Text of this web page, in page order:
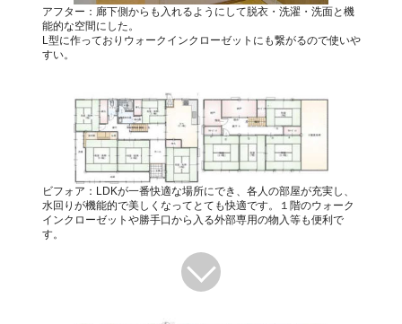
アフター：廊下側からも入れるようにして脱衣・洗濯・洗面と機
能的な空間にした。
L型に作っておりウォークインクローゼットにも繋がるので使いや
すい。
ビフォア：LDKが一番快適な場所にでき、各人の部屋が充実し、
水回りが機能的で美しくなってとても快適です。１階のウォーク
インクローゼットや勝手口から入る外部専用の物入等も便利で
す。